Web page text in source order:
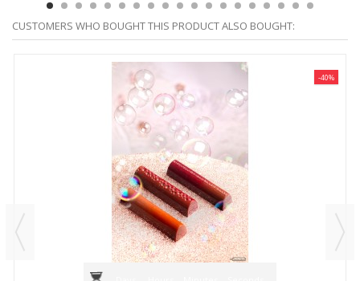
CUSTOMERS WHO BOUGHT THIS PRODUCT ALSO BOUGHT:
-40%